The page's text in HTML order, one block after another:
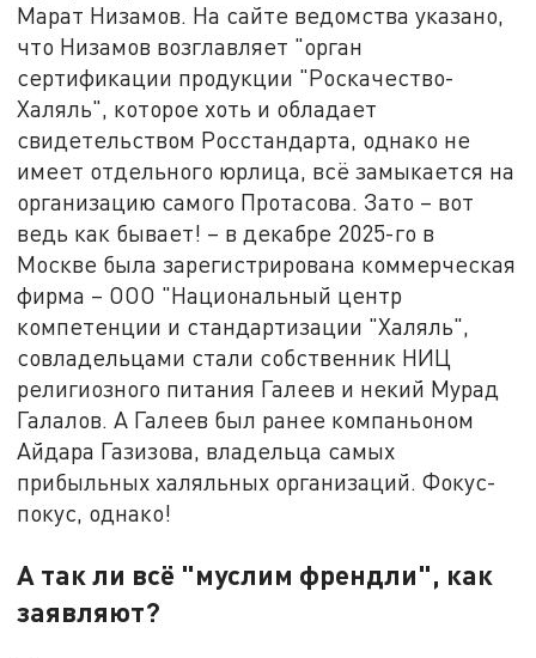
Марат Низамов. На сайте ведомства указано,
что Низамов возглавляет "орган
сертификации продукции "Роскачество-
Халяль", которое хоть и обладает
свидетельством Росстандарта, однако не
имеет отдельного юрлица, всё замыкается на
организацию самого Протасова. Зато – вот
ведь как бывает! – в декабре 2025-го в
Москве была зарегистрирована коммерческая
фирма – ООО "Национальный центр
компетенции и стандартизации "Халяль",
совладельцами стали собственник НИЦ
религиозного питания Галеев и некий Мурад
Галалов. А Галеев был ранее компаньоном
Айдара Газизова, владельца самых
прибыльных халяльных организаций. Фокус-
покус, однако!
А так ли всё "муслим френдли", как
заявляют?